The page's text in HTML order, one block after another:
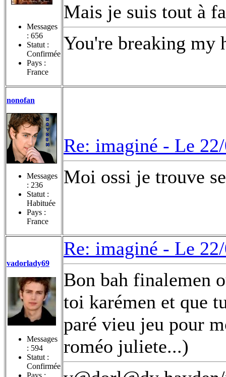
Messages
: 656
Statut :
Confirmée
Pays :
France
Mais je suis tout à
You're breaking my
nonofan
Messages
: 236
Statut :
Habituée
Pays :
France
Re: imaginé - Le
Moi ossi je trouve
vadorlady69
Messages
: 594
Statut :
Confirmée
Pays :
Re: imaginé - Le
Bon bah finalemen
toi karémen et que
paré vieu jeu pour
roméo juliete...)